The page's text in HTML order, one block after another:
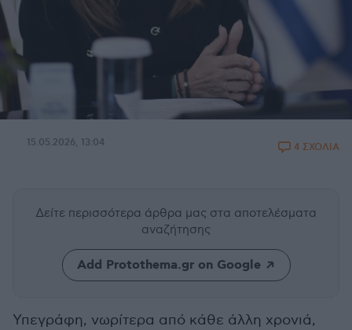
15.05.2026, 13:04 4 ΣΧΟΛΙΑ
Δείτε περισσότερα άρθρα μας στα αποτελέσματα
αναζήτησης
Add Protothema.gr on Google
Υπεγράφη, νωρίτερα από κάθε άλλη χρονιά,